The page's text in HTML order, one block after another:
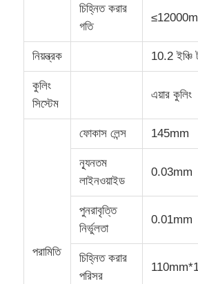
ইন্ডাস্ট্রিয়াল ইনকার্ট্রিজ
পেজিং কনভেয়র মেশিন
শিল্প ইউভি প্রিন্টার
ক্রমাগত সিলিং মেশিন
চিহ্নিত করার
গতি
নিয়ন্ত্রক 10.2 ইঞ্চি
কুলিং
সিস্টেম
এয়ার কুলিং
পরামিতি
ফোকাস লেন্স 145mm
ন্যূনতম
লাইনওয়াইড
0.03mm
পুনরাবৃত্তি
নির্ভুলতা
0.01mm
চিহ্নিত করার
পরিসর